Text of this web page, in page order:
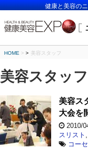
健康と美容の
HOME > 美容スタッフ
美容スタッフ
美容ス
大会を
2010/
スリスト
コー